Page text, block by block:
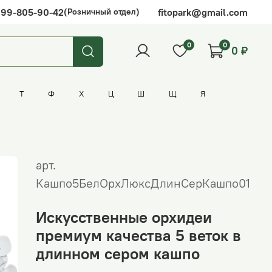
805-90-42(Розничный отдел) fitopark@gmail.com
0 0 0 ₽
Долларовое дерево
Зеленые растения в подвесном кашпо
Робуста (фикус)
Т Ф Х Ц Ш Щ Я
арт.
Кашпо5БелОрхЛюксДлинСерКашпо01
Искусственные орхидеи
премиум качества 5 веток в
длинном сером кашпо